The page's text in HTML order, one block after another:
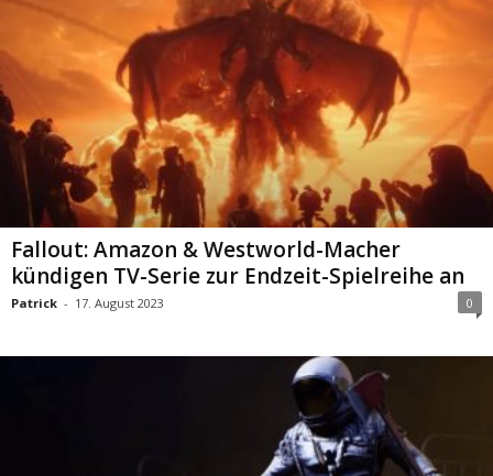
Fallout: Amazon & Westworld-Macher
kündigen TV-Serie zur Endzeit-Spielreihe an
Patrick - 17. August 2023 0